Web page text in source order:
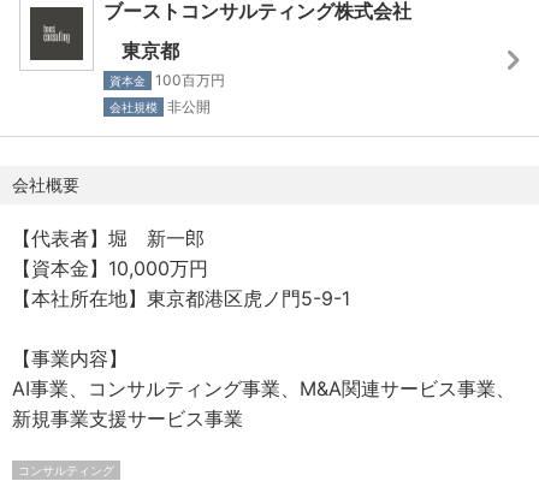
仕事の魅力
━━━━━━━━━━━━━━━━━━━━━━━━
・最初の顧客接点（事業開発）から関与し、CxO課題を事
業・財務／M&Aまで含めて定義し、"AIを使う／使わな
・戦略を描いて終わるのではなく、戦略策定からAI実装ま
携われる
・創業メンバーとして事業・組織を作る経験：現在はまだ
20名規模。5年後に売上300億・1,000人規模の組織を目指
・Yahoo!を率いた小澤をはじめとする「本物の事業家」と
の毎日の協働：トップレベルの技術力を持つ開発メンバー
や、百戦錬磨の経営陣と日々直接議論しながら、単なるア
ドバイザリーを超えて「自ら事業を動かす」感覚を日常的
ブーストコンサルティング株式会社
東京都
資本金 100百万円
会社規模 非公開
会社概要
【代表者】堀 新一郎
【資本金】10,000万円
【本社所在地】東京都港区虎ノ門5-9-1
【事業内容】
AI事業、コンサルティング事業、M&A関連サービス事業、
新規事業支援サービス事業
コンサルティング